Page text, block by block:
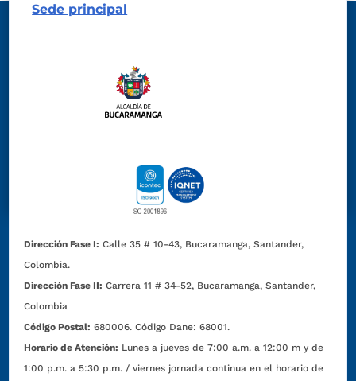
Sede principal
Dirección Fase I: Calle 35 # 10-43, Bucaramanga, Santander,
Colombia.
Dirección Fase II: Carrera 11 # 34-52, Bucaramanga, Santander,
Colombia
Código Postal: 680006. Código Dane: 68001.
Horario de Atención: Lunes a jueves de 7:00 a.m. a 12:00 m y de
1:00 p.m. a 5:30 p.m. / viernes jornada continua en el horario de